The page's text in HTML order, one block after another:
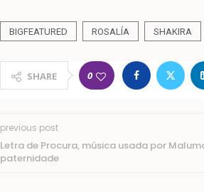
BIGFEATURED ROSALÍA SHAKIRA
SHARE 0
previous post
Letra de Procura, música usada por
paternidade